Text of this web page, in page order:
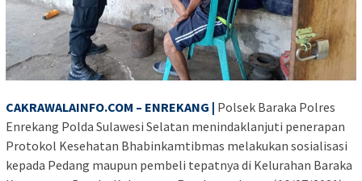
CAKRAWALAINFO.COM – ENREKANG | Polsek Baraka Polres
Enrekang Polda Sulawesi Selatan menindaklanjuti penerapan
Protokol Kesehatan Bhabinkamtibmas melakukan sosialisasi
kepada Pedang maupun pembeli tepatnya di Kelurahan Baraka